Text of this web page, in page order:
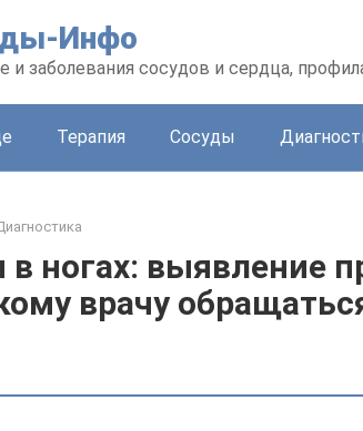
Инфо
и заболевания сосудов и сердца,
Терапия Сосуды
в ногах: выявление
врачу